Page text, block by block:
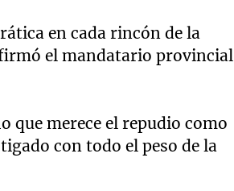
en cada rincón de la
el mandatario provincial
que merece el repudio como
con todo el peso de la